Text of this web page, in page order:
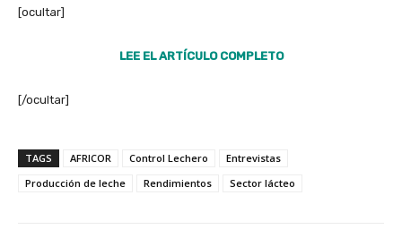
[ocultar]
LEE EL ARTÍCULO COMPLETO
[/ocultar]
TAGS AFRICOR Control Lechero
Entrevistas
Producción de leche
Rendimientos Sector lácteo